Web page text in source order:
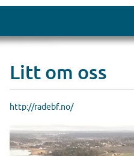
Litt om oss
http://radebf.no/